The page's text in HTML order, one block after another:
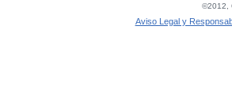
©2012,
Aviso Legal y